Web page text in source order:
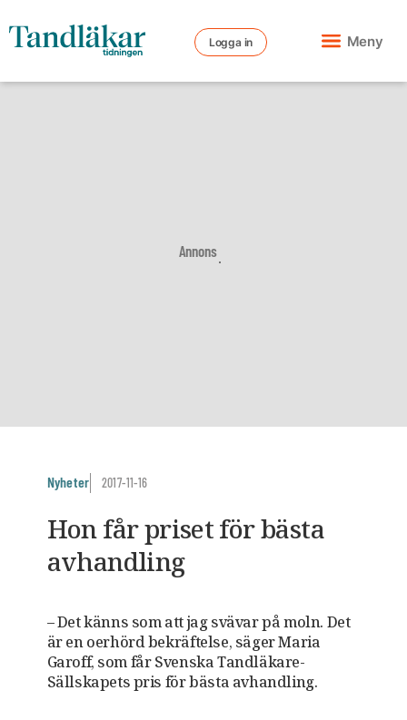
Logga in Meny
Annons
Nyheter 2017-11-16
Hon får priset för bästa
avhandling
– Det känns som att jag svävar på moln. Det
är en oerhörd bekräftelse, säger Maria
Garoff, som får Svenska Tandläkare-
Sällskapets pris för bästa avhandling.